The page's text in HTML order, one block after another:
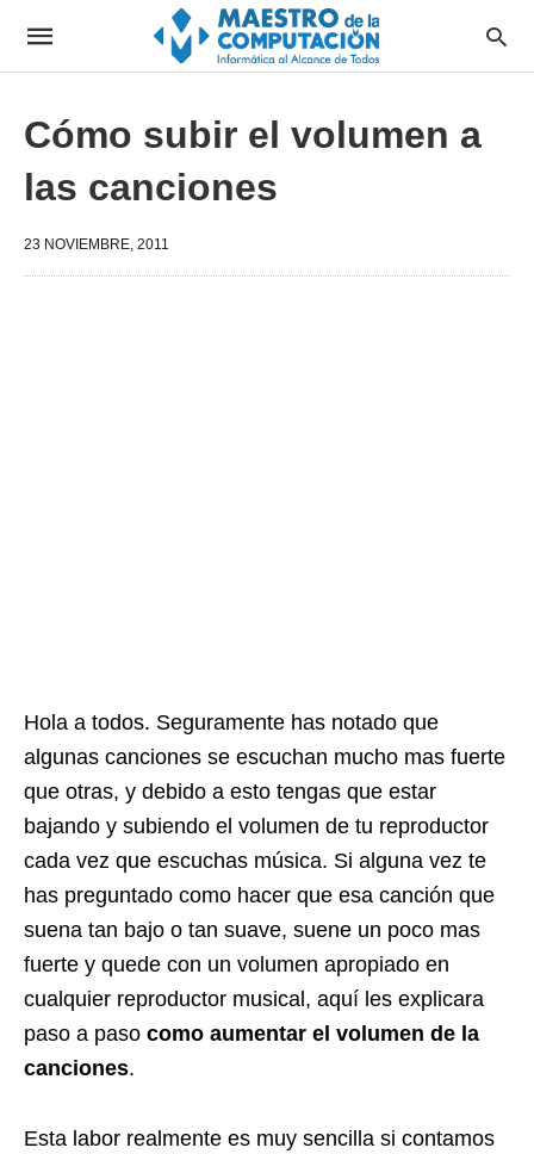
Cómo subir el volumen a
las canciones
23 NOVIEMBRE, 2011
Hola a todos. Seguramente has notado que
algunas canciones se escuchan mucho mas fuerte
que otras, y debido a esto tengas que estar
bajando y subiendo el volumen de tu reproductor
cada vez que escuchas música. Si alguna vez te
has preguntado como hacer que esa canción que
suena tan bajo o tan suave, suene un poco mas
fuerte y quede con un volumen apropiado en
cualquier reproductor musical, aquí les explicara
paso a paso como aumentar el volumen de la
canciones.
Esta labor realmente es muy sencilla si contamos